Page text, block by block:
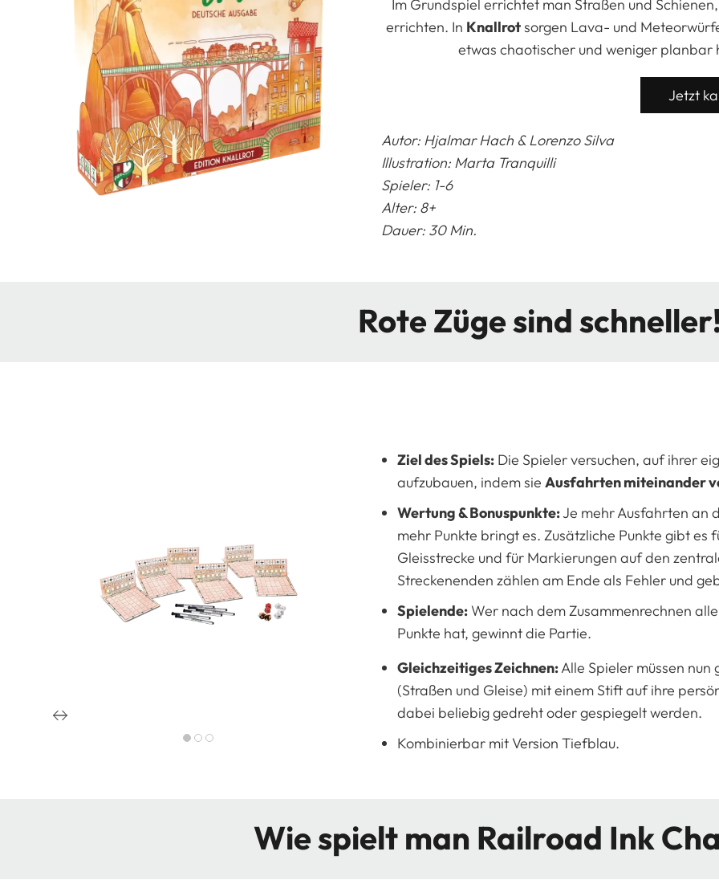
Im Grundspiel errichtet man Straßen und
errichten. In Knallrotsorgen Lava- und
etwas chaotischer und weniger
Jetzt
Autor: Hjalmar Hach & Lorenzo Silva
Illustration: Marta Tranquilli
Spieler: 1-6
Alter: 8+
Dauer: 30 Min.
Rote Züge sind
Ziel des Spiels:Die Spieler versuchen, auf ihrer
aufzubauen, indem sie Ausfahrten miteinander
Wertung & Bonuspunkte:Je mehr Ausfahrten an
mehr Punkte bringt es. Zusätzliche Punkte gibt
Gleisstrecke und für Markierungen auf den
Streckenenden zählen am Ende als Fehler und
Spielende:Wer nach dem Zusammenrechnen
Punkte hat, gewinnt die Partie.
Gleichzeitiges Zeichnen:Alle Spieler müssen nun
(Straßen und Gleise) mit einem Stift auf ihre
dabei beliebig gedreht oder gespiegelt werden.
Kombinierbar mit Version Tiefblau.
Wie spielt man Railroad Ink